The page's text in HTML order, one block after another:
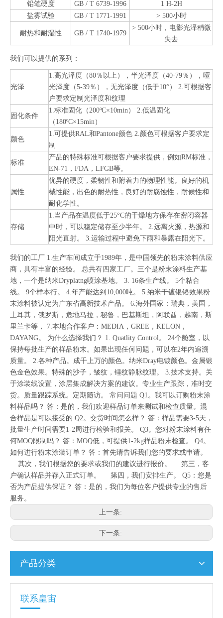
铅笔硬度
GB / T 6739-1996
1 H-2H
盐雾试验
GB / T 1771-1991 > 500小时
耐热和耐湿性 GB / T 1740-1979
> 500小时，电影光泽稍微
失去
我们可以提供的系列：
光泽
1.高光泽度（80％以上），半光泽度（40-79％），哑
光泽度（5-39％），无光泽度（低于10°） 2.可根据客
户要求定制光泽度和纹理
固化条件
1.标准固化（200ºC×10min） 2.低温固化
（180ºC×15min）
颜色
1.可提供RAL和Pantone颜色 2.颜色可根据客户要求定
制
标准
产品的特殊标准可根据客户要求提供，例如RM标准，
EN-71，FDA，LFGB等。
属性
优异的硬度，柔韧性和附着力的物理性能。良好的机
械性能，出色的耐热性，良好的耐腐蚀性，耐候性和
耐化学性。
存储
1.当产品在温度低于25°C的干燥地方保存在密闭容器
中时，可以稳定储存至少半年。 2.远离火源，热源和
阳光直射。 3.运输过程中避免下雨和暴露在阳光下。
我们的工厂 1.生产车间成立于1989年，是中国领先的粉末涂料供应
商，具有丰富的经验。 总共有四家工厂。三个是粉末涂料生产基
地，一个是纳米Dryplatng喷涂基地。 3. 16条生产线。 5个粘合
线。 9个样本行。 4.年产能达到10,000吨。 5.纳米干镀银铬效果粉
末涂料被认定为广东省高新技术产品。 6.海外国家：瑞典，美国，
土耳其，俄罗斯，危地马拉，秘鲁，巴基斯坦，阿联酋，越南，斯
里兰卡等， 7.本地合作客户：MEDIA，GREE，KELON，
DAYANG。 为什么选择我们？ 1. Quatlity Control。 24个舱室，以
保持每批生产的样品粉末。如果出现任何问题，可以在2年内追溯
质量。 2.各种产品。成千上万的颜色。纳米Dray电镀颜色。金属银
色金色效果。特殊的沙子，皱纹，锤纹静脉纹理。 3.技术支持。关
于涂装线设置，涂层集成解决方案的建议。专业生产跟踪，准时交
货。质量跟踪系统。定期随访。 常问问题 Q1。我可以订购粉末涂
料样品吗？ 答：是的，我们欢迎样品订单来测试和检查质量。混
合样品是可以接受的 Q2。交货时间怎么样？ 答：样品需要3-5天，
批量生产时间需要1-2周进行检验和报关。 Q3。您对粉末涂料有任
何MOQ限制吗？ 答：MOQ低，可提供1-2kg样品粉末检查。 Q4。
如何进行粉末涂装订单？ 答：首先请告诉我们您的要求或申请。
其次，我们根据您的要求或我们的建议进行报价。 第三，客
户确认样品并存入正式订单。 第四，我们安排生产。 Q5：您是
否为产品提供保证？ 答：是的，我们为每位客户提供专业的售后
服务。
上一条:
下一条:
产品分类
联系皇宙